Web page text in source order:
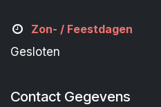
Zon- / Feestdagen
Gesloten
Contact Gegevens